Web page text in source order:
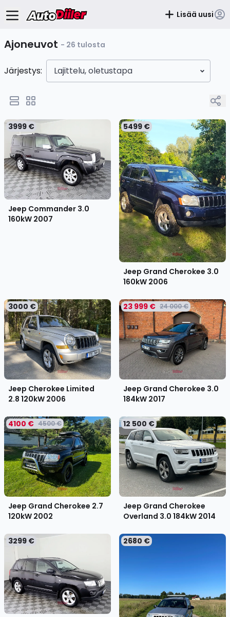
Lisää uusi
Ajoneuvot - 26 tulosta
Järjestys: Lajittelu, oletustapa
3999 €
Jeep Commander 3.0
160kW 2007
5499 €
Jeep Grand Cherokee 3.0
160kW 2006
3000 €
Jeep Cherokee Limited
2.8 120kW 2006
23 999 € 24 000 €
Jeep Grand Cherokee 3.0
184kW 2017
4100 € 4500 €
Jeep Grand Cherokee 2.7
120kW 2002
12 500 €
Jeep Grand Cherokee
Overland 3.0 184kW 2014
3299 € 2680 €